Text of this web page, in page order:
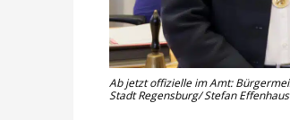
Ab jetzt offizielle im Amt:
Stadt Regensburg/ Stefan